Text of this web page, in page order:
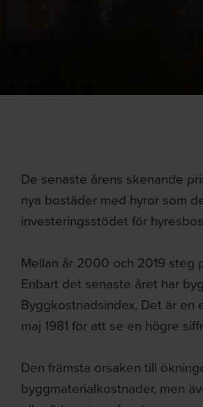
De senaste årens skenande
nya bostäder med hyror som
investeringsstödet för
Mellan år 2000 och 2019 steg
Enbart det senaste året har
Byggkostnadsindex. Det är en
maj 1981 för att se en högre
Den främsta orsaken till
byggmaterialkostnader, men